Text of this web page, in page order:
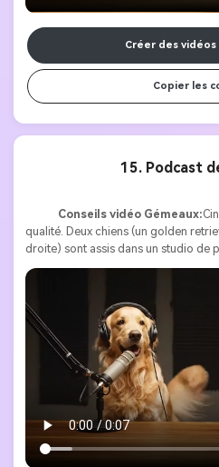
cinématographiques donnent à
et charmante, évoquant une
entre les légumes.
Créer des vidéos
Copier les
15. Podcast
Conseils vidéo Gémeaux:
qualité. Deux chiens (un golden
droite) sont assis dans un studio de
portant des écouteurs et parlant à
acoustiques sur les murs. Le Golden
enthousiasme: « Les humains
nous connaissons la vérité. » Le
Exactement. Nous gérons la
Les deux chiens rient ensemble,
humoristique et humoristique. 8